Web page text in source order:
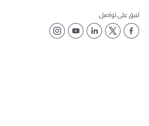
لنبق على تواصل